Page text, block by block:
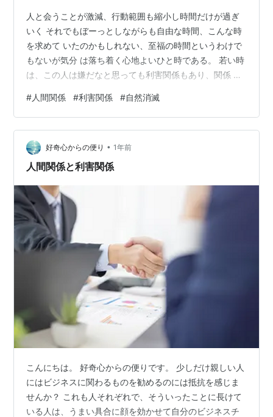
人と会うことが激減、行動範囲も縮小し時間だけが過ぎ
いく それでもぼーっとしながらも自由な時間、こんな時
を求めて いたのかもしれない、至福の時間というわけで
もないが気分 は落ち着く心地よいひと時である。 若い時
は、この人は嫌だなと思っても利害関係もあり、関係 を
思 えば連絡をとらなければいいだけのことだ。 人間関係
のピークは誰にでもあることで、環境が変わった、 話題
が合わなくなった、どちらかが面倒だと思った、トラブ
ルが生じた等で自然に消滅することがある、どこかで偶
然会 ったりしないかぎりそれっきり、齢をとったらそれ
#人間関係 #利害関係 #自然消滅
好奇心からの便り • 1年前
人間関係と利害関係
こんにちは。 好奇心からの便りです。 少しだけ親しい人
にはビジネスに関わるものを勧めるのには抵抗を感じま
せんか？ これも人それぞれで、そういったことに長けて
いる人は、うまい具合に顔を効かせて自分のビジネスチ